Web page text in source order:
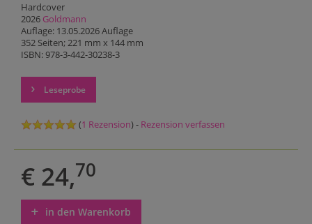
Hardcover
2026 Goldmann
Auflage: 13.05.2026 Auflage
352 Seiten; 221 mm x 144 mm
ISBN: 978-3-442-30238-3
Leseprobe
(1 Rezension) - Rezension verfassen
€ 24,70
in den Warenkorb